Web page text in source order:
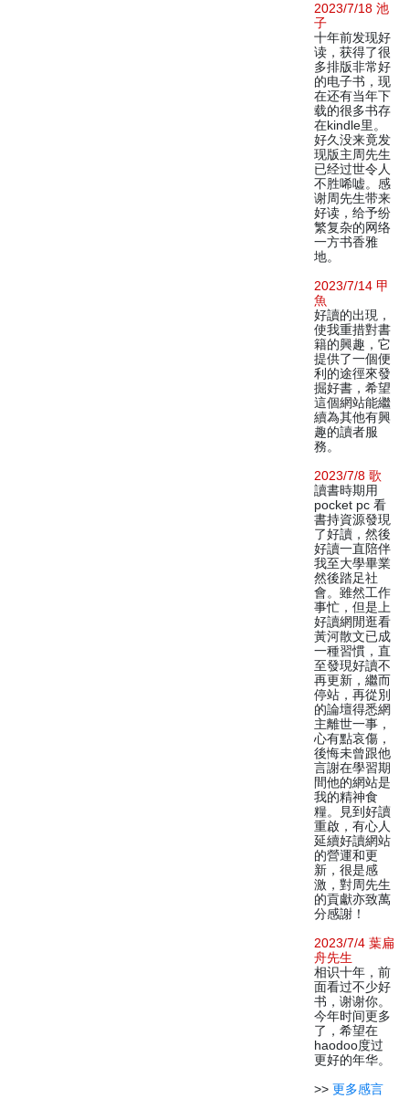
2023/7/18 池
子
十年前发现好
读，获得了很
多排版非常好
的电子书，现
在还有当年下
载的很多书存
在kindle里。
好久没来竟发
现版主周先生
已经过世令人
不胜唏嘘。感
谢周先生带来
好读，给予纷
繁复杂的网络
一方书香雅
地。
2023/7/14 甲
魚
好讀的出現，
使我重措對書
籍的興趣，它
提供了一個便
利的途徑來發
掘好書，希望
這個網站能繼
續為其他有興
趣的讀者服
務。
2023/7/8 歌
讀書時期用
pocket pc 看
書持資源發現
了好讀，然後
好讀一直陪伴
我至大學畢業
然後踏足社
會。雖然工作
事忙，但是上
好讀網閒逛看
黃河散文已成
一種習慣，直
至發現好讀不
再更新，繼而
停站，再從別
的論壇得悉網
主離世一事，
心有點哀傷，
後悔未曾跟他
言謝在學習期
間他的網站是
我的精神食
糧。見到好讀
重啟，有心人
延續好讀網站
的營運和更
新，很是感
激，對周先生
的貢獻亦致萬
分感謝！
2023/7/4 葉扁
舟先生
相识十年，前
面看过不少好
书，谢谢你。
今年时间更多
了，希望在
haodoo度过
更好的年华。
>> 更多感言